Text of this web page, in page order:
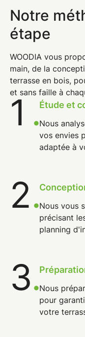
Notre
étape
WOODIA vous
main, de la
terrasse en bois,
et sans faille à
1 .Étude et
Nous
vos envies
adaptée à
2.Nous vous
précisant
planning
3.Nous
pour
votre